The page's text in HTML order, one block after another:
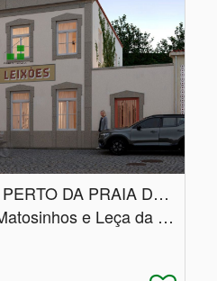
T0 COM TERRAÇO PERTO DA PRAIA DE LEÇA
Porto, Matosinhos, Matosinhos e Leça da Palmeira